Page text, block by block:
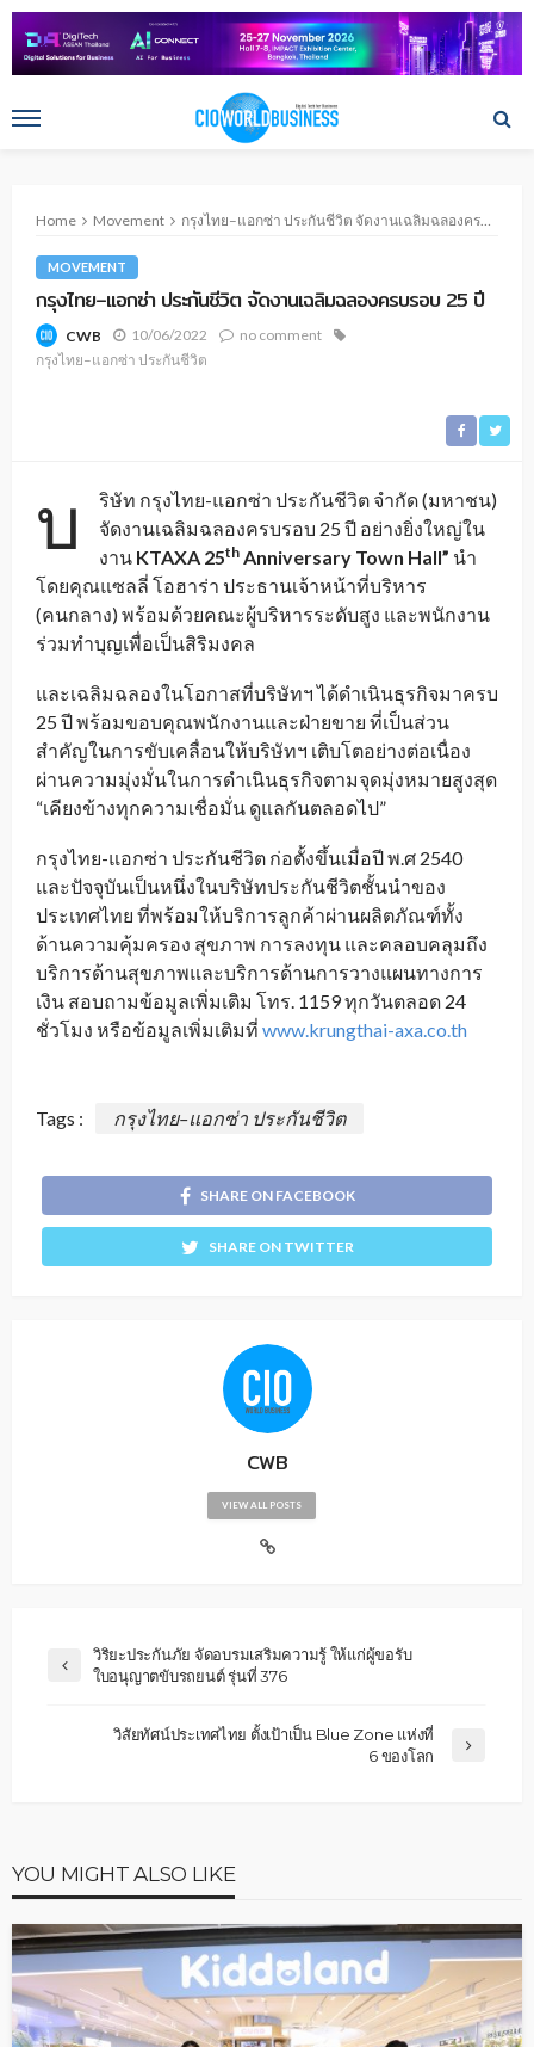
Home Movement กรุงไทย–แอกซ่า ประกันชีวิต จัดงานเฉลิมฉลองครบรอบ 25 ปี
MOVEMENT
กรุงไทย–แอกซ่า ประกันชีวิต จัดงานเฉลิมฉลองครบรอบ 25 ปี
CWB 10/06/2022
no comment
กรุงไทย–แอกซ่า ประกันชีวิต
บ
ริษัท กรุงไทย-แอกซ่า ประกันชีวิต จำกัด (มหาชน)
จัดงานเฉลิมฉลองครบรอบ 25 ปี อย่างยิ่งใหญ่ใน
งาน KTAXA 25th Anniversary Town Hall” นำ
โดยคุณแซลลี่ โอฮาร่า ประธานเจ้าหน้าที่บริหาร
(คนกลาง) พร้อมด้วยคณะผู้บริหารระดับสูง และพนักงาน
ร่วมทำบุญเพื่อเป็นสิริมงคล
และเฉลิมฉลองในโอกาสที่บริษัทฯ ได้ดำเนินธุรกิจมาครบ
25 ปี พร้อมขอบคุณพนักงานและฝ่ายขาย ที่เป็นส่วน
สำคัญในการขับเคลื่อนให้บริษัทฯ เติบโตอย่างต่อเนื่อง
ผ่านความมุ่งมั่นในการดำเนินธุรกิจตามจุดมุ่งหมายสูงสุด
“เคียงข้างทุกความเชื่อมั่น ดูแลกันตลอดไป”
กรุงไทย-แอกซ่า ประกันชีวิต ก่อตั้งขึ้นเมื่อปี พ.ศ 2540
และปัจจุบันเป็นหนึ่งในบริษัทประกันชีวิตชั้นนำของ
ประเทศไทย ที่พร้อมให้บริการลูกค้าผ่านผลิตภัณฑ์ทั้ง
ด้านความคุ้มครอง สุขภาพ การลงทุน และคลอบคลุมถึง
บริการด้านสุขภาพและบริการด้านการวางแผนทางการ
เงิน สอบถามข้อมูลเพิ่มเติม โทร. 1159 ทุกวันตลอด 24
ชั่วโมง หรือข้อมูลเพิ่มเติมที่ www.krungthai-axa.co.th
Tags : กรุงไทย–แอกซ่า ประกันชีวิต
SHARE ON FACEBOOK
SHARE ON TWITTER
CWB
VIEW ALL POSTS
วิริยะประกันภัย จัดอบรมเสริมความรู้ ให้แก่ผู้ขอรับ
ใบอนุญาตขับรถยนต์ รุ่นที่ 376
วิสัยทัศน์ประเทศไทย ตั้งเป้าเป็น Blue Zone แห่งที่
6 ของโลก
YOU MIGHT ALSO LIKE